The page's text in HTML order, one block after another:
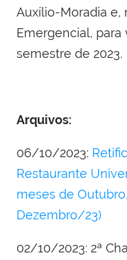
Auxílio-Moradia e,
Emergencial,
semestre de 2023.
Arquivos:
06/10/2023:
Restaurante
meses de
Dezembro/23)
02/10/2023: 2ª